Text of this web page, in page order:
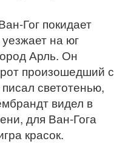
Гог покидает
на юг
Арль. Он
произошедший с
светотенью,
видел в
для Ван-Гога
красок.